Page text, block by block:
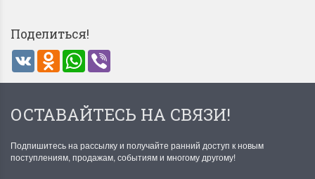
Чудетство...
ПОДРОБНЕЕ
1 июня 2024 11:29
22 мая 2024 13:01
Поделиться!
VK Odnoklassniki
WhatsApp
ОСТАВАЙТЕСЬ НА СВЯЗИ!
Подпишитесь на рассылку и получайте ранний доступ к новым
поступлениям, продажам, событиям и многому другому!